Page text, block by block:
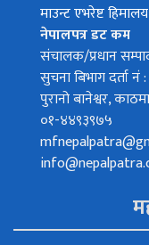
माउन्ट एभरेष्ट
नेपालपत्र डट कम
संचालक/प्रधान
सुचना बिभाग दर्ता
पुरानो बानेश्वर,
०१-४४९३९७५